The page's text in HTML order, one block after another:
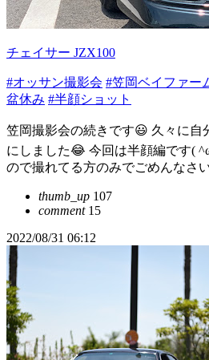
チェイサー JZX100
#オッサン撮影会 #笠岡ベイファー
盆休み #半顔ショット
笠岡撮影会の続きです😃 久々に自
にしました😂 今回は半顔編です(
ので撮れてる方のみでごめんなさ
thumb_up 107
comment15
2022/08/31 06:12